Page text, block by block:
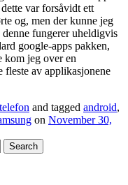
var forsåvidt ett
og, men der kunne jeg
fungerer uheldigvis
google-apps pakken,
kom jeg over en
fleste av applikasjonene
and tagged android,
on November 30,